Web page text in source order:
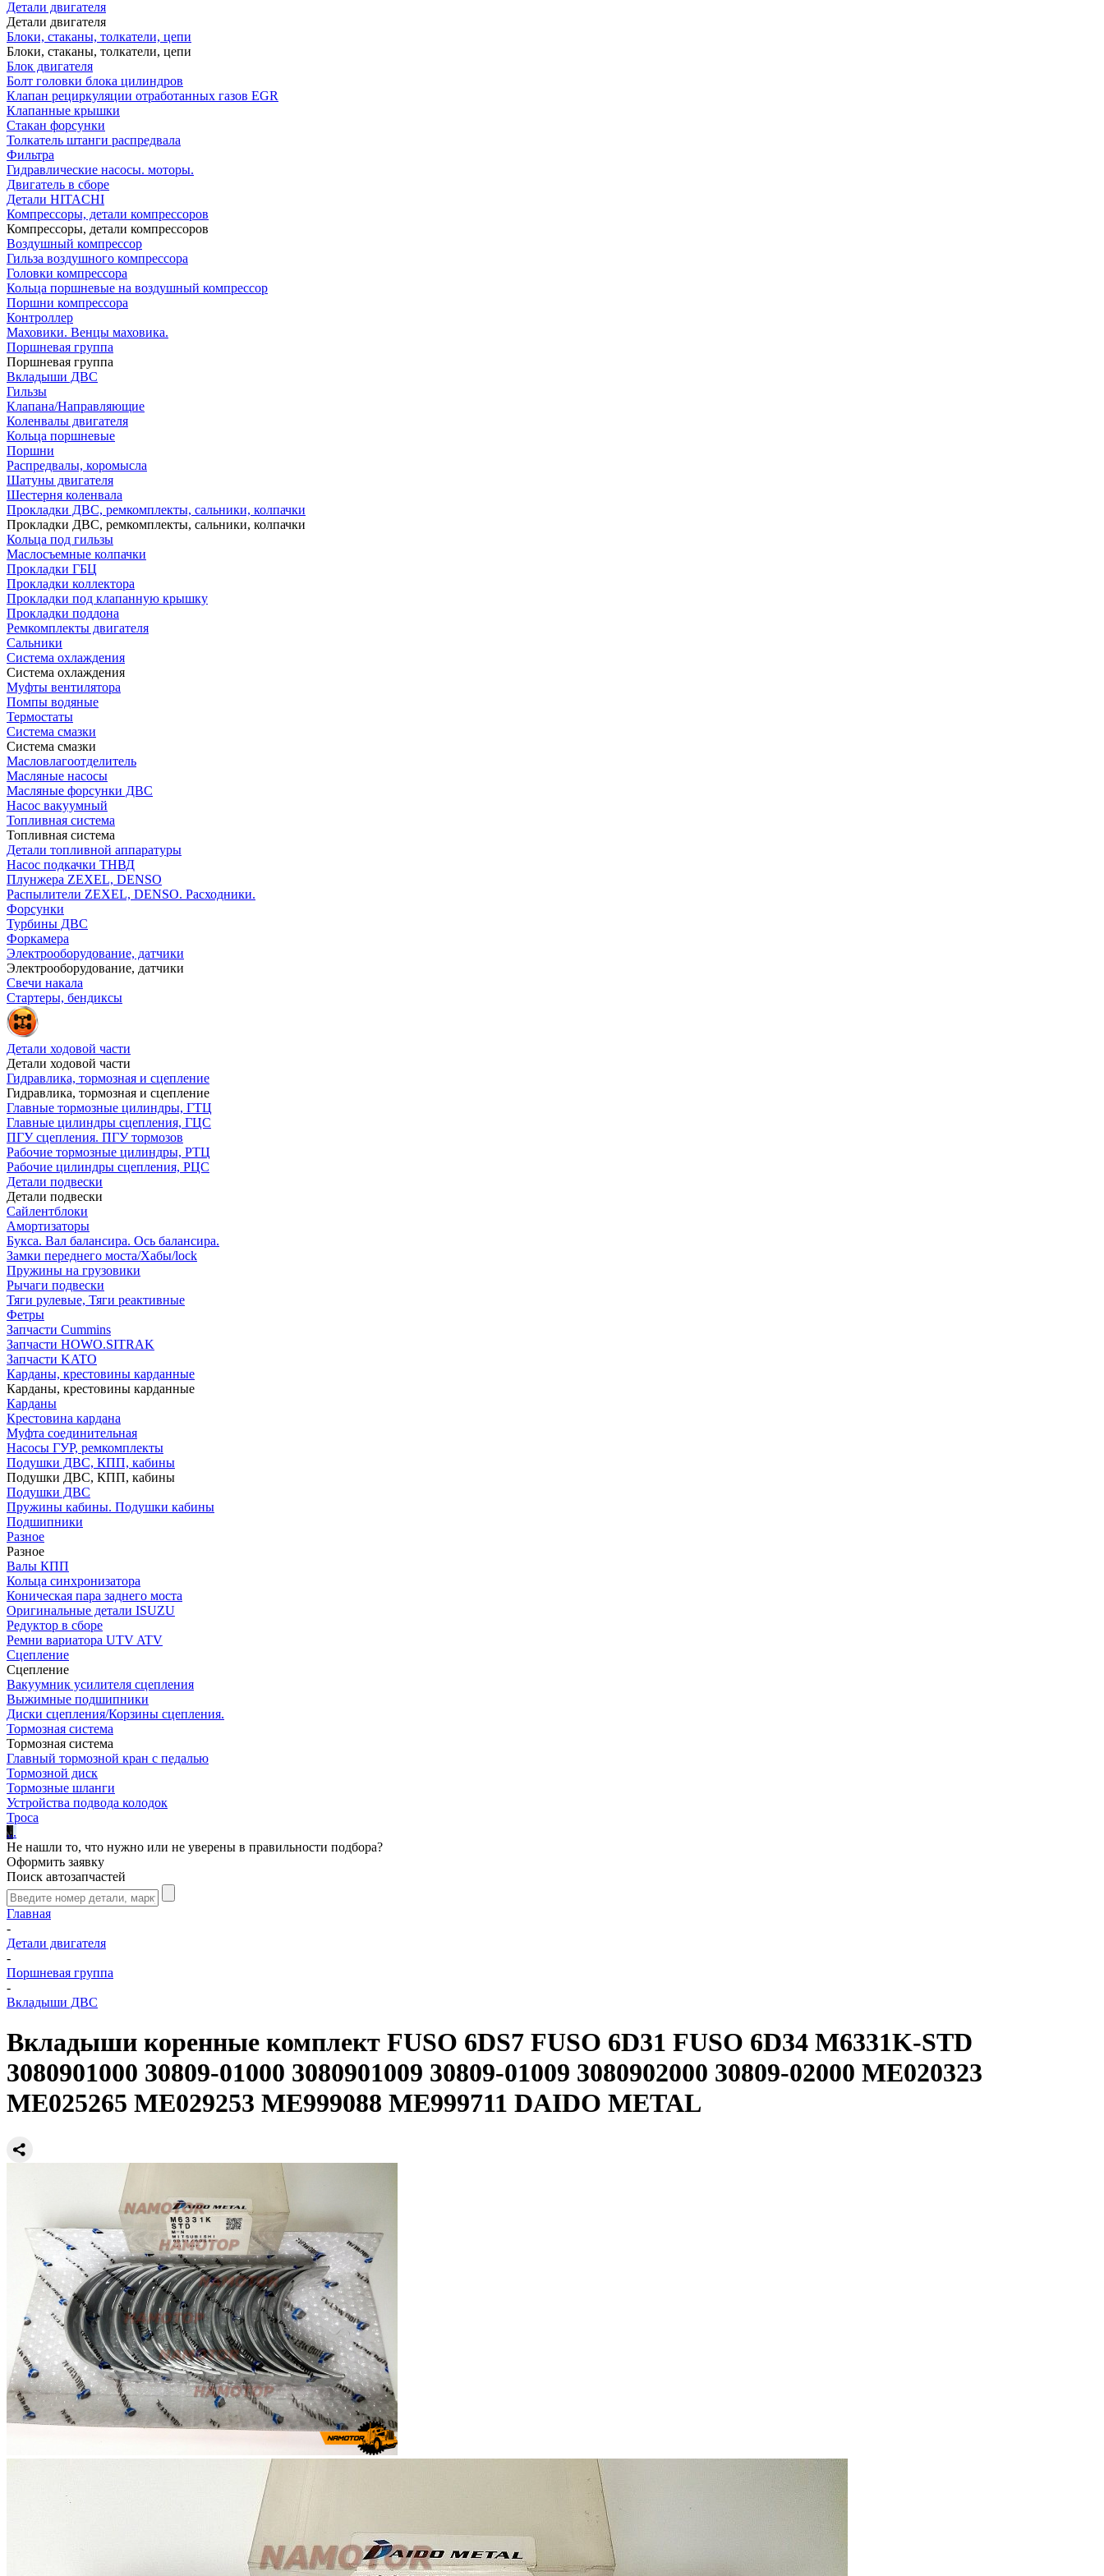
Детали двигателя
Детали двигателя
Блоки, стаканы, толкатели, цепи
Блоки, стаканы, толкатели, цепи
Блок двигателя
Болт головки блока цилиндров
Клапан рециркуляции отработанных газов EGR
Клапанные крышки
Стакан форсунки
Толкатель штанги распредвала
Фильтра
Гидравлические насосы. моторы.
Двигатель в сборе
Детали HITACHI
Компрессоры, детали компрессоров
Компрессоры, детали компрессоров
Воздушный компрессор
Гильза воздушного компрессора
Головки компрессора
Кольца поршневые на воздушный компрессор
Поршни компрессора
Контроллер
Маховики. Венцы маховика.
Поршневая группа
Поршневая группа
Вкладыши ДВС
Гильзы
Клапана/Направляющие
Коленвалы двигателя
Кольца поршневые
Поршни
Распредвалы, коромысла
Шатуны двигателя
Шестерня коленвала
Прокладки ДВС, ремкомплекты, сальники, колпачки
Прокладки ДВС, ремкомплекты, сальники, колпачки
Кольца под гильзы
Маслосъемные колпачки
Прокладки ГБЦ
Прокладки коллектора
Прокладки под клапанную крышку
Прокладки поддона
Ремкомплекты двигателя
Сальники
Система охлаждения
Система охлаждения
Муфты вентилятора
Помпы водяные
Термостаты
Система смазки
Система смазки
Масловлагоотделитель
Масляные насосы
Масляные форсунки ДВС
Насос вакуумный
Топливная система
Топливная система
Детали топливной аппаратуры
Насос подкачки ТНВД
Плунжера ZEXEL, DENSO
Распылители ZEXEL, DENSO. Расходники.
Форсунки
Турбины ДВС
Форкамера
Электрооборудование, датчики
Электрооборудование, датчики
Свечи накала
Стартеры, бендиксы
Детали ходовой части
Детали ходовой части
Гидравлика, тормозная и сцепление
Гидравлика, тормозная и сцепление
Главные тормозные цилиндры, ГТЦ
Главные цилиндры сцепления, ГЦС
ПГУ сцепления. ПГУ тормозов
Рабочие тормозные цилиндры, РТЦ
Рабочие цилиндры сцепления, РЦС
Детали подвески
Детали подвески
Cайлентблоки
Амортизаторы
Букса. Вал балансира. Ось балансира.
Замки переднего моста/Хабы/lock
Пружины на грузовики
Рычаги подвески
Тяги рулевые, Тяги реактивные
Фетры
Запчасти Cummins
Запчасти HOWO.SITRAK
Запчасти KATO
Карданы, крестовины карданные
Карданы, крестовины карданные
Карданы
Крестовина кардана
Муфта соединительная
Насосы ГУР, ремкомплекты
Подушки ДВС, КПП, кабины
Подушки ДВС, КПП, кабины
Подушки ДВС
Пружины кабины. Подушки кабины
Подшипники
Разное
Разное
Валы КПП
Кольца синхронизатора
Коническая пара заднего моста
Оригинальные детали ISUZU
Редуктор в сборе
Ремни вариатора UTV ATV
Сцепление
Сцепление
Вакуумник усилителя сцепления
Выжимные подшипники
Диски сцепления/Корзины сцепления.
Тормозная система
Тормозная система
Главный тормозной кран с педалью
Тормозной диск
Тормозные шланги
Устройства подвода колодок
Троса
...
Не нашли то, что нужно или не уверены в правильности подбора?
Оформить заявку
Поиск автозапчастей
Главная
-
Детали двигателя
-
Поршневая группа
-
Вкладыши ДВС
Вкладыши коренные комплект FUSO 6DS7 FUSO 6D31 FUSO 6D34 M6331K-STD
3080901000 30809-01000 3080901009 30809-01009 3080902000 30809-02000 ME020323
ME025265 ME029253 ME999088 ME999711 DAIDO METAL